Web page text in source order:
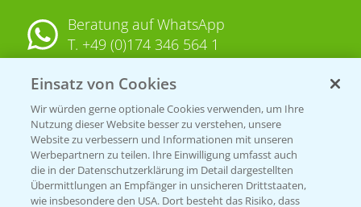
Beratung auf WhatsApp
T. +49 (0)174 346 564 1
KONTAKT
Hilfe in Notfällen
T.+49 (0)214/30-20220
Einsatz von Cookies
Wir würden gerne optionale Cookies verwenden, um Ihre
Nutzung dieser Website besser zu verstehen, unsere
Website zu verbessern und Informationen mit unseren
Werbepartnern zu teilen. Ihre Einwilligung umfasst auch
die in der Datenschutzerklärung im Detail dargestellten
Übermittlungen an Empfänger in unsicheren Drittstaaten,
wie insbesondere den USA. Dort besteht das Risiko, dass